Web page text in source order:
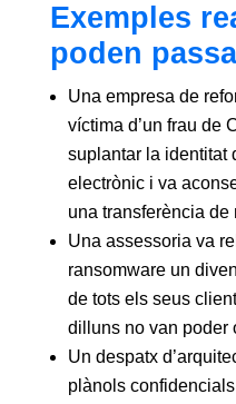
Exemples
poden
Una empresa de
víctima d’un frau de
suplantar la identitat
electrònic i va
una transferència de
Una assessoria va
ransomware un
de tots els seus
dilluns no van poder
Un despatx
plànols